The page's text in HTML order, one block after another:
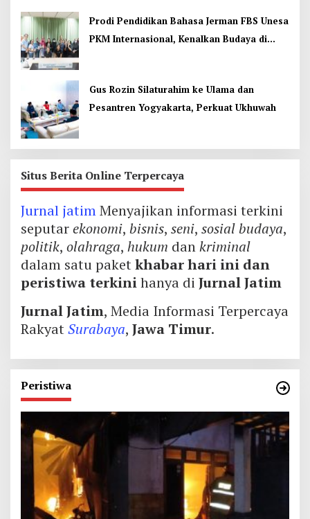
Prodi Pendidikan Bahasa Jerman FBS Unesa
PKM Internasional, Kenalkan Budaya di
Gus Rozin Silaturahim ke Ulama dan
Pesantren Yogyakarta, Perkuat Ukhuwah
Situs Berita Online Terpercaya
Jurnal jatimMenyajikan informasi terkini
seputarekonomi, bisnis, seni, sosial budaya,
politik, olahraga, hukum dankriminal
dalam satu paketkhabar hari ini dan
peristiwa terkinihanya di Jurnal Jatim
Jurnal Jatim, Media Informasi Terpercaya
RakyatSurabaya, Jawa Timur.
Peristiwa